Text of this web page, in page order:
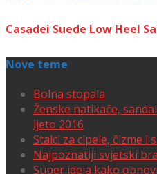
Casadei Suede Low Heel
Nove teme
Bolna stopala
Ženske natikače,
ljeto 2016
Stalci za cipele, čizme i
Najpoznatiji svjetski
Super ideja kako